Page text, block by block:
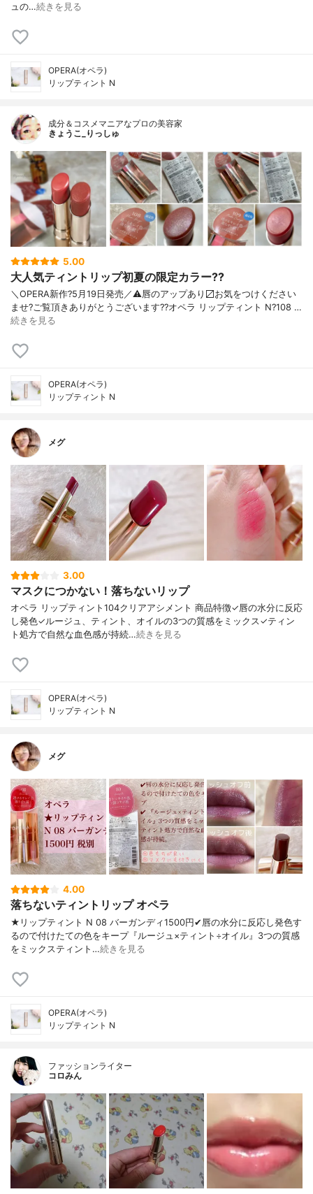
ュの…続きを見る
OPERA(オペラ)
リップティント N
成分＆コスメマニアなプロの美容家
きょうこ_りっしゅ
5.00
大人気ティントリップ初夏の限定カラー??
＼OPERA新作?5月19日発売／ ⚠️唇のアップあり〼 お気をつけください
ませ? ご覧頂きありがとうございます? ?オペラ リップティント N ?108 …
続きを見る
OPERA(オペラ)
リップティント N
メグ
3.00
マスクにつかない！落ちないリップ
オペラ リップティント104クリアアシメント 商品特徴✓唇の水分に反応
し発色✓ルージュ、ティント、オイルの3つの質感をミックス✓ティン
ト処方で自然な血色感が持続…続きを見る
OPERA(オペラ)
リップティント N
メグ
4.00
落ちないティントリップ オペラ
★リップティント N 08 バーガンディ1500円✔︎唇の水分に反応し発色す
るので付けたての色をキープ『ルージュ×ティント÷オイル』3つの質感
をミックスティント…続きを見る
OPERA(オペラ)
リップティント N
ファッションライター
コロみん